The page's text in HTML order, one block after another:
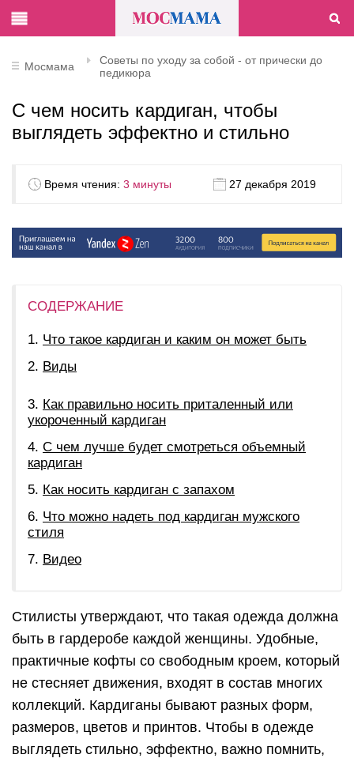
Мосмама
Советы по уходу за собой - от прически до
педикюра
С чем носить кардиган, чтобы
выглядеть эффектно и стильно
Время чтения: 3 минуты 27 декабря 2019
СОДЕРЖАНИЕ
Что такое кардиган и каким он может быть
Виды
Как правильно носить приталенный или
укороченный кардиган
С чем лучше будет смотреться объемный
кардиган
Как носить кардиган с запахом
Что можно надеть под кардиган мужского
стиля
Видео
Стилисты утверждают, что такая одежда должна
быть в гардеробе каждой женщины. Удобные,
практичные кофты со свободным кроем, который
не стесняет движения, входят в состав многих
коллекций. Кардиганы бывают разных форм,
размеров, цветов и принтов. Чтобы в одежде
выглядеть стильно, эффектно, важно помнить,